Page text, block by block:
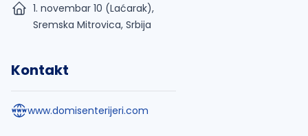
1. novembar 10 (Laćarak),
Sremska Mitrovica, Srbija
Kontakt
www.domisenterijeri.com